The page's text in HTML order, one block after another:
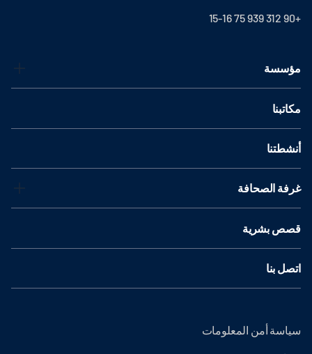
+90 312 939 75 15-16
مؤسسة
مكاتبنا
أنشطتنا
غرفة الصحافة
قصص بشرية
اتصل بنا
سياسة أمن المعلومات